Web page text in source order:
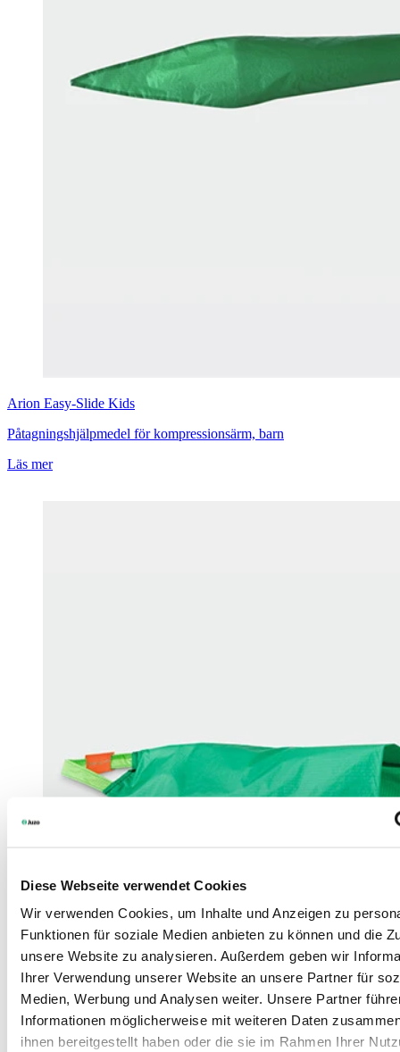
Diese Webseite verwendet Cookies
Wir verwenden Cookies, um Inhalte und Anzeigen zu
Funktionen für soziale Medien anbieten zu können und die
unsere Website zu analysieren. Außerdem geben wir
Ihrer Verwendung unserer Website an unsere Partner für
Medien, Werbung und Analysen weiter. Unsere Partner
Informationen möglicherweise mit weiteren Daten
ihnen bereitgestellt haben oder die sie im Rahmen Ihrer
Arion Easy-Slide Kids
Påtagningshjälpmedel för kompressionsärm, barn
Läs mer